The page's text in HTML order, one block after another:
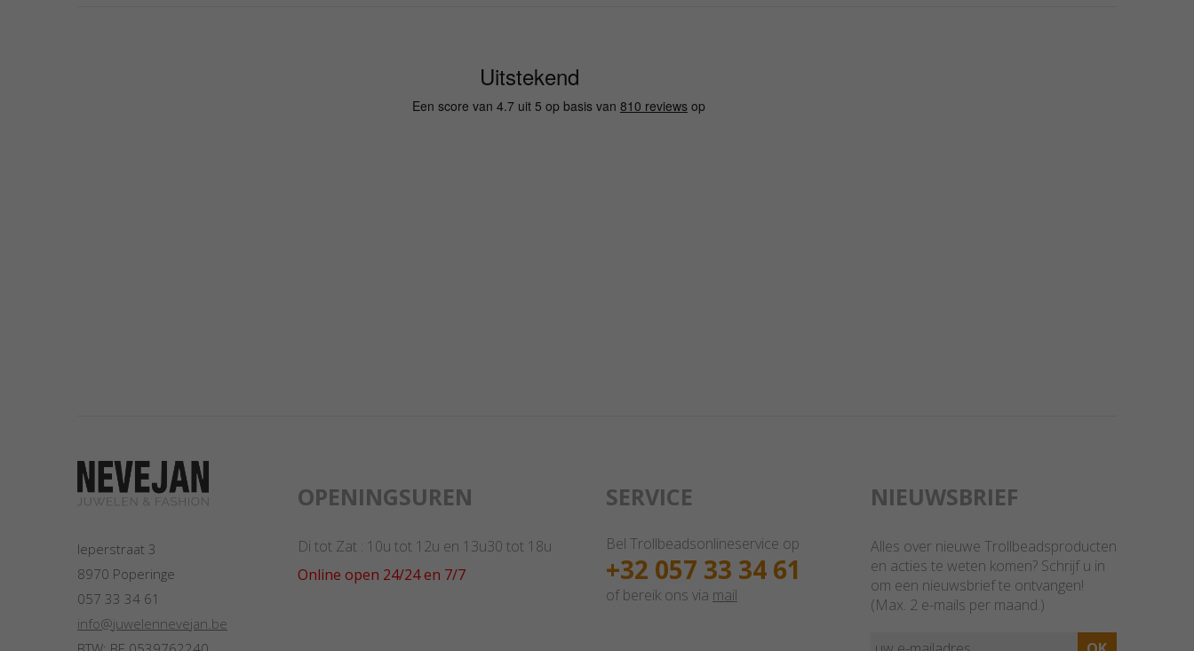
Ieperstraat 3
8970 Poperinge
057 33 34 61
info@juwelennevejan.be
OPENINGSUREN
Di tot Zat : 10u tot 12u en 13u30 tot 18u
Online open 24/24 en 7/7
SERVICE
Bel Trollbeadsonlineservice op
+32 057 33 34 61
of bereik ons via mail
NIEUWSBRIEF
Alles over nieuwe Trollbeadsproducten
en acties te weten komen? Schrijf u in
om een nieuwsbrief te ontvangen!
(Max. 2 e-mails per maand.)